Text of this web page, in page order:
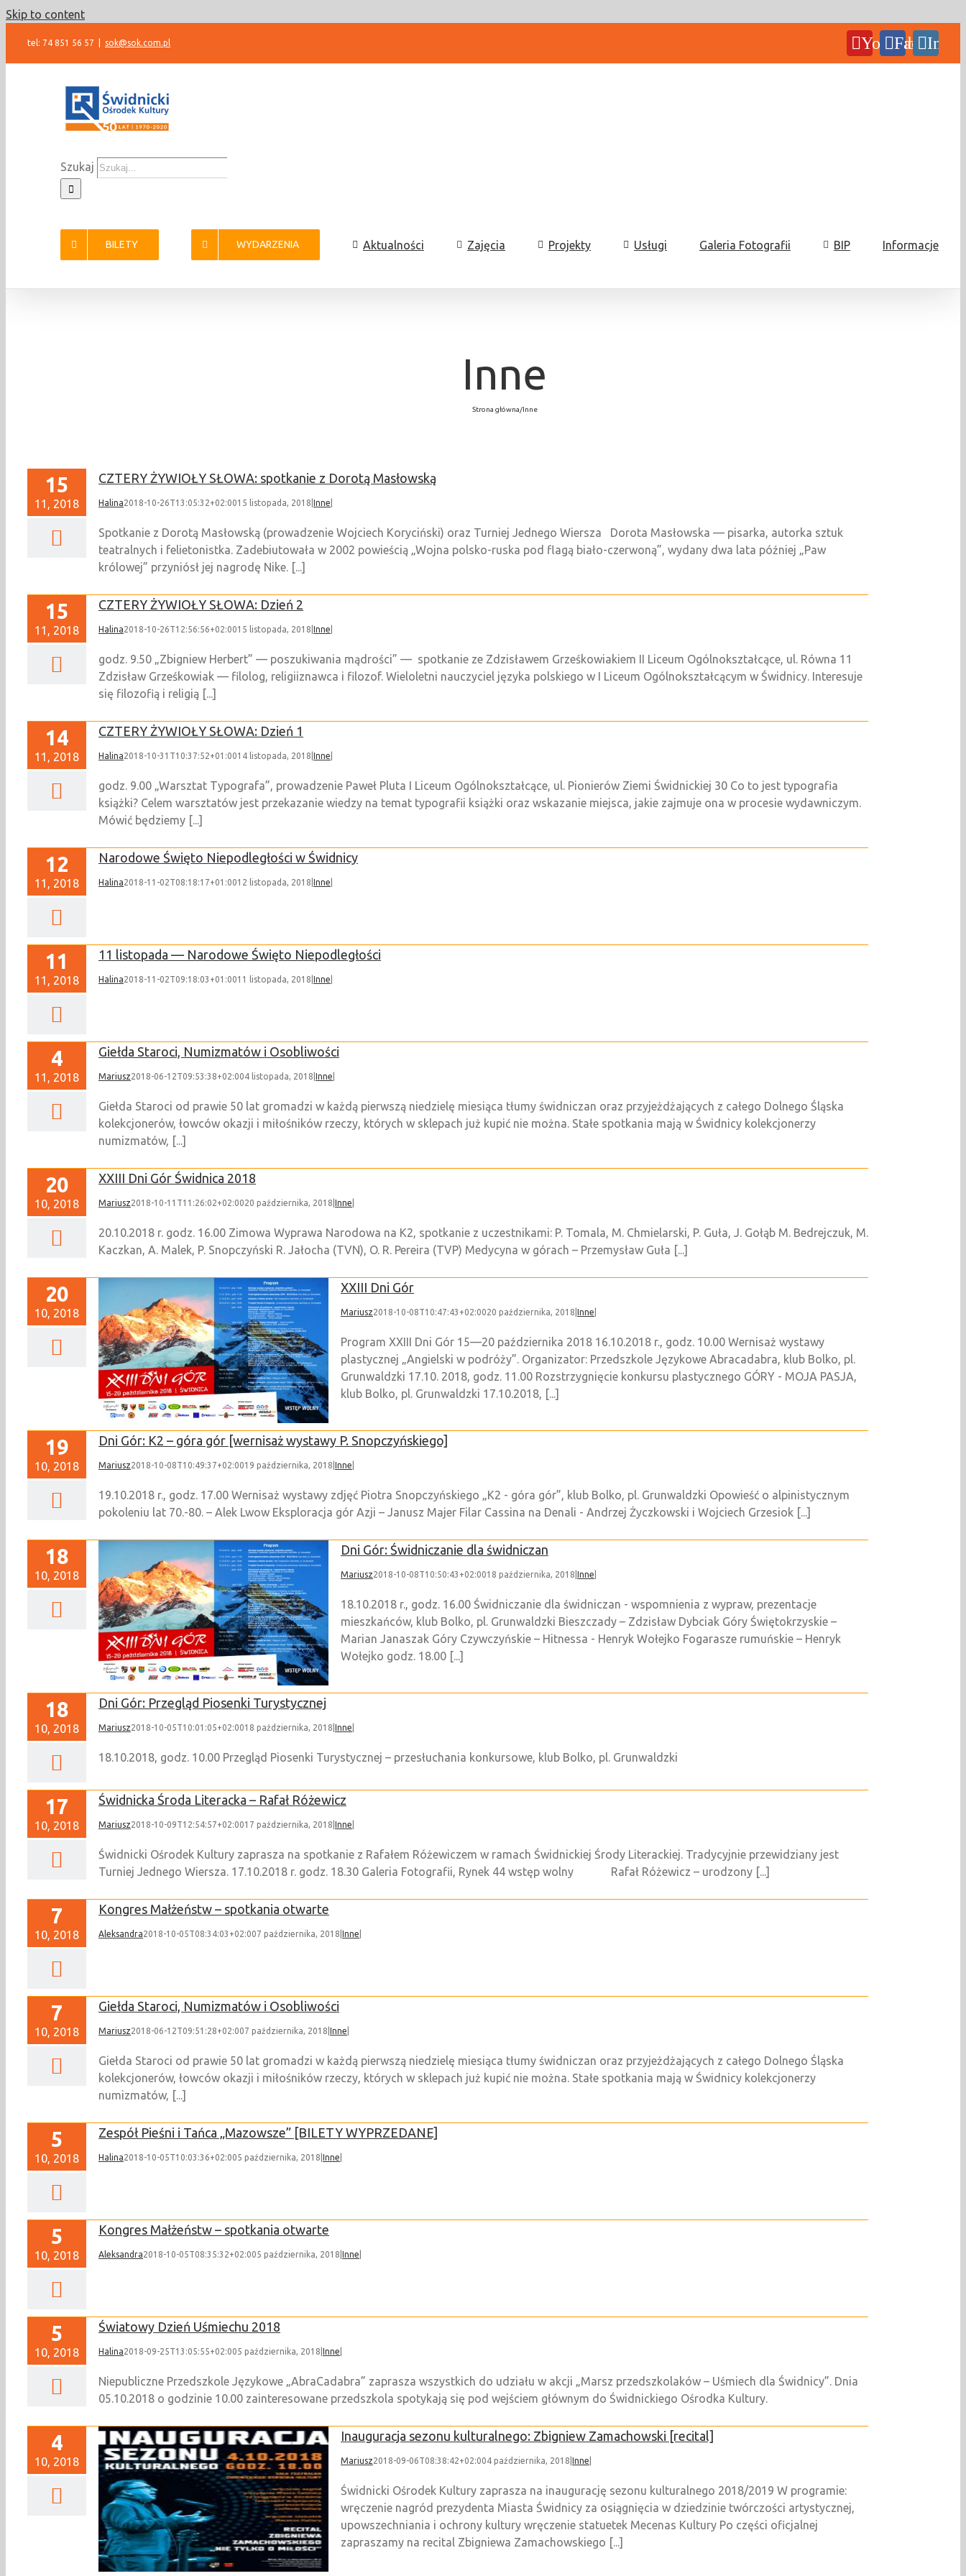
Skip to content
tel: 74 851 56 57 sok@sok.com.pl YouTubeFacebook
Szukaj
BILETY WYDARZENIA Aktualności Zajęcia Projekty Usługi Galeria Fotografii BIP Informacje
Inne
Strona główna/Inne
15
11, 2018
CZTERY ŻYWIOŁY SŁOWA: spotkanie z Dorotą Masłowską
Halina2018-10-26T13:05:32+02:0015 listopada, 2018 Inne
Spotkanie z Dorotą Masłowską (prowadzenie Wojciech Koryciński) oraz Turniej Jednego Wiersza Dorota Masłowska — pisarka, autorka sztuk
teatralnych i felietonistka. Zadebiutowała w 2002 powieścią „Wojna polsko-ruska pod flagą biało-czerwoną”, wydany dwa lata później „Paw
królowej” przyniósł jej nagrodę Nike. [...]
15
11, 2018
CZTERY ŻYWIOŁY SŁOWA: Dzień 2
Halina2018-10-26T12:56:56+02:0015 listopada, 2018 Inne
godz. 9.50 „Zbigniew Herbert” — poszukiwania mądrości” — spotkanie ze Zdzisławem Grześkowiakiem II Liceum Ogólnokształcące, ul. Równa 11
Zdzisław Grześkowiak — filolog, religiiznawca i filozof. Wieloletni nauczyciel języka polskiego w I Liceum Ogólnokształcącym w Świdnicy. Interesuje
się filozofią i religią [...]
14
11, 2018
CZTERY ŻYWIOŁY SŁOWA: Dzień 1
Halina2018-10-31T10:37:52+01:0014 listopada, 2018 Inne
godz. 9.00 „Warsztat Typografa”, prowadzenie Paweł Pluta I Liceum Ogólnokształcące, ul. Pionierów Ziemi Świdnickiej 30 Co to jest typografia
książki? Celem warsztatów jest przekazanie wiedzy na temat typografii książki oraz wskazanie miejsca, jakie zajmuje ona w procesie wydawniczym.
Mówić będziemy [...]
12
11, 2018
Narodowe Święto Niepodległości w Świdnicy
Halina2018-11-02T08:18:17+01:0012 listopada, 2018 Inne
11
11, 2018
11 listopada — Narodowe Święto Niepodległości
Halina2018-11-02T09:18:03+01:0011 listopada, 2018 Inne
4
11, 2018
Giełda Staroci, Numizmatów i Osobliwości
Mariusz2018-06-12T09:53:38+02:004 listopada, 2018 Inne
Giełda Staroci od prawie 50 lat gromadzi w każdą pierwszą niedzielę miesiąca tłumy świdniczan oraz przyjeżdżających z całego Dolnego Śląska
kolekcjonerów, łowców okazji i miłośników rzeczy, których w sklepach już kupić nie można. Stałe spotkania mają w Świdnicy kolekcjonerzy
numizmatów, [...]
20
10, 2018
XXIII Dni Gór Świdnica 2018
Mariusz2018-10-11T11:26:02+02:0020 października, 2018 Inne
20.10.2018 r. godz. 16.00 Zimowa Wyprawa Narodowa na K2, spotkanie z uczestnikami: P. Tomala, M. Chmielarski, P. Guła, J. Gołąb M. Bedrejczuk, M.
Kaczkan, A. Malek, P. Snopczyński R. Jałocha (TVN), O. R. Pereira (TVP) Medycyna w górach – Przemysław Guła [...]
20
10, 2018
XXIII Dni Gór
Mariusz2018-10-08T10:47:43+02:0020 października, 2018 Inne
Program XXIII Dni Gór 15—20 października 2018 16.10.2018 r., godz. 10.00 Wernisaż wystawy
plastycznej „Angielski w podróży”. Organizator: Przedszkole Językowe Abracadabra, klub Bolko, pl.
Grunwaldzki 17.10. 2018, godz. 11.00 Rozstrzygnięcie konkursu plastycznego GÓRY - MOJA PASJA,
klub Bolko, pl. Grunwaldzki 17.10.2018, [...]
19
10, 2018
Dni Gór: K2 – góra gór [wernisaż wystawy P. Snopczyńskiego]
Mariusz2018-10-08T10:49:37+02:0019 października, 2018 Inne
19.10.2018 r., godz. 17.00 Wernisaż wystawy zdjęć Piotra Snopczyńskiego „K2 - góra gór”, klub Bolko, pl. Grunwaldzki Opowieść o alpinistycznym
pokoleniu lat 70.-80. – Alek Lwow Eksploracja gór Azji – Janusz Majer Filar Cassina na Denali - Andrzej Życzkowski i Wojciech Grzesiok [...]
18
10, 2018
Dni Gór: Świdniczanie dla świdniczan
Mariusz2018-10-08T10:50:43+02:0018 października, 2018 Inne
18.10.2018 r., godz. 16.00 Świdniczanie dla świdniczan - wspomnienia z wypraw, prezentacje
mieszkańców, klub Bolko, pl. Grunwaldzki Bieszczady – Zdzisław Dybciak Góry Świętokrzyskie –
Marian Janaszak Góry Czywczyńskie – Hitnessa - Henryk Wołejko Fogarasze rumuńskie – Henryk
Wołejko godz. 18.00 [...]
18
10, 2018
Dni Gór: Przegląd Piosenki Turystycznej
Mariusz2018-10-05T10:01:05+02:0018 października, 2018 Inne
18.10.2018, godz. 10.00 Przegląd Piosenki Turystycznej – przesłuchania konkursowe, klub Bolko, pl. Grunwaldzki
17
10, 2018
Świdnicka Środa Literacka – Rafał Różewicz
Mariusz2018-10-09T12:54:57+02:0017 października, 2018 Inne
Świdnicki Ośrodek Kultury zaprasza na spotkanie z Rafałem Różewiczem w ramach Świdnickiej Środy Literackiej. Tradycyjnie przewidziany jest
Turniej Jednego Wiersza. 17.10.2018 r. godz. 18.30 Galeria Fotografii, Rynek 44 wstęp wolny Rafał Różewicz – urodzony [...]
7
10, 2018
Kongres Małżeństw – spotkania otwarte
Aleksandra2018-10-05T08:34:03+02:007 października, 2018 Inne
7
10, 2018
Giełda Staroci, Numizmatów i Osobliwości
Mariusz2018-06-12T09:51:28+02:007 października, 2018 Inne
Giełda Staroci od prawie 50 lat gromadzi w każdą pierwszą niedzielę miesiąca tłumy świdniczan oraz przyjeżdżających z całego Dolnego Śląska
kolekcjonerów, łowców okazji i miłośników rzeczy, których w sklepach już kupić nie można. Stałe spotkania mają w Świdnicy kolekcjonerzy
numizmatów, [...]
5
10, 2018
Zespół Pieśni i Tańca „Mazowsze” [BILETY WYPRZEDANE]
Halina2018-10-05T10:03:36+02:005 października, 2018 Inne
5
10, 2018
Kongres Małżeństw – spotkania otwarte
Aleksandra2018-10-05T08:35:32+02:005 października, 2018 Inne
5
10, 2018
Światowy Dzień Uśmiechu 2018
Halina2018-09-25T13:05:55+02:005 października, 2018 Inne
Niepubliczne Przedszkole Językowe „AbraCadabra” zaprasza wszystkich do udziału w akcji „Marsz przedszkolaków – Uśmiech dla Świdnicy”. Dnia
05.10.2018 o godzinie 10.00 zainteresowane przedszkola spotykają się pod wejściem głównym do Świdnickiego Ośrodka Kultury.
4
10, 2018
Zbigniew
Inauguracja sezonu kulturalnego: Zbigniew Zamachowski [recital]
Mariusz2018-09-06T08:38:42+02:004 października, 2018 Inne
Świdnicki Ośrodek Kultury zaprasza na inaugurację sezonu kulturalnego 2018/2019 W programie:
wręczenie nagród prezydenta Miasta Świdnicy za osiągnięcia w dziedzinie twórczości artystycznej,
upowszechniania i ochrony kultury wręczenie statuetek Mecenas Kultury Po części oficjalnej
zapraszamy na recital Zbigniewa Zamachowskiego [...]